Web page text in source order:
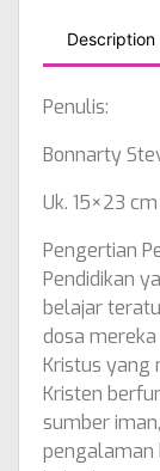
Description
Penulis:
Bonnarty
Uk. 15×23 cm
Pengertian
Pendidikan
belajar
dosa
Kristus yang
Kristen
sumber
pengalaman